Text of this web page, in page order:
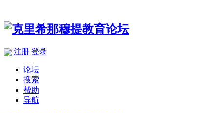
注册 登录
论坛
搜索
帮助
导航